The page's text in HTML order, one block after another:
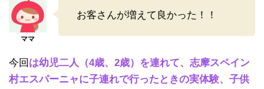
お客さんが増えて良かった！！
今回 は幼児二人（4歳、2歳）を連れて、志摩スペイン
村エスパーニャに子連れで行ったときの実体験、子供